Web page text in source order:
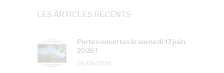
LES ARTICLES RÉCENTS
Portes ouvertes le samedi 13 juin
2026 !
06/06/2026